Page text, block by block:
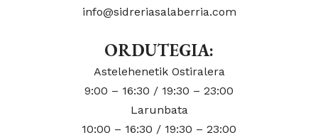
info@sidreriasalaberria.com
ORDUTEGIA:
Astelehenetik Ostiralera
9:00 – 16:30 / 19:30 – 23:00
Larunbata
10:00 – 16:30 / 19:30 – 23:00